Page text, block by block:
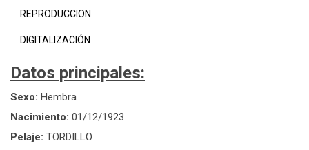
REPRODUCCION
DIGITALIZACIÓN
Datos principales:
Sexo: Hembra
Nacimiento: 01/12/1923
Pelaje: TORDILLO